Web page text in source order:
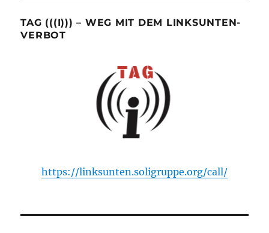
TAG (((I))) – WEG MIT DEM LINKSUNTEN-
VERBOT
https://linksunten.soligruppe.org/call/